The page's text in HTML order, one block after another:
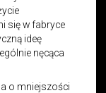
się w fabryce
ideę
nęcąca
o mniejszości